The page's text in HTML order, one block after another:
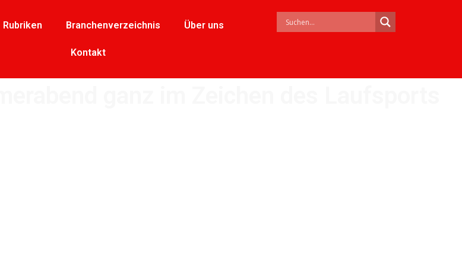
Rubriken Branchenverzeichnis Über uns
Kontakt